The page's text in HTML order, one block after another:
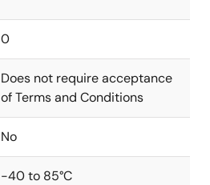
0
Does not require acceptance
of Terms and Conditions
No
-40 to 85°C